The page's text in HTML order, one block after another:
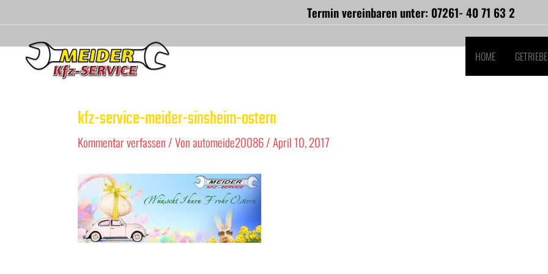
Termin vereinbaren unter: 07261- 40 71 63 2
HOME
kfz-service-meider-sinsheim-ostern
Kommentar verfassen/ Vonautomeide20086/April 10, 2017